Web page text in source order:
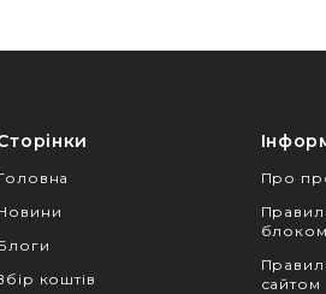
коштів
Про
блоком
сайтом